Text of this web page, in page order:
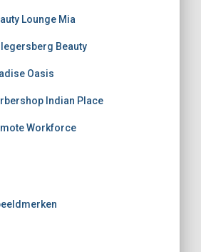
Lounge Mia
Beauty
Oasis
Indian Place
Workforce